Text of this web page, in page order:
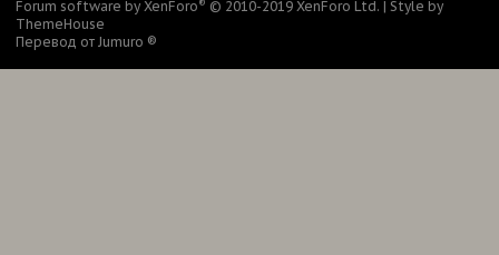
Forum software by XenForo © 2010-2019 XenForo Ltd. | Style by
ThemeHouse
Перевод от Jumuro ®